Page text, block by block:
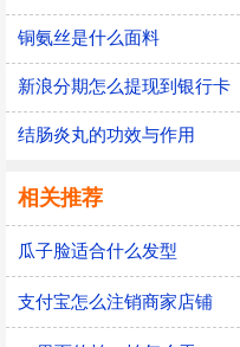
铜氨丝是什么面料
新浪分期怎么提现到银行卡
结肠炎丸的功效与作用
相关推荐
瓜子脸适合什么发型
支付宝怎么注销商家店铺